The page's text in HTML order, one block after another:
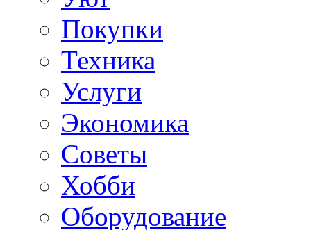
Покупки
Техника
Услуги
Экономика
Советы
Хобби
Oборудование